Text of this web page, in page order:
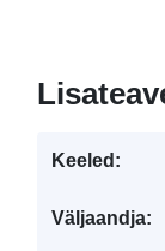
Keeled:
Väljaandja: